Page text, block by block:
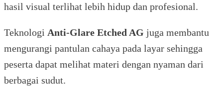
hasil visual terlihat lebih hidup dan profesional.
Teknologi Anti-Glare Etched AG juga membantu
mengurangi pantulan cahaya pada layar sehingga
peserta dapat melihat materi dengan nyaman dari
berbagai sudut.